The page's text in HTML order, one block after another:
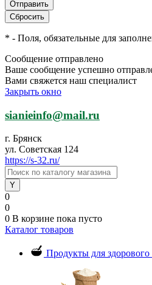
* - Поля, обязательные для
Сообщение отправлено
Ваше сообщение успешно
Вами свяжется наш специалист
Закрыть окно
sianieinfo@mail.ru
г. Брянск
ул. Советская 124
https://s-32.ru/
0
0
0 В корзине пока пусто
Каталог товаров
Продукты для